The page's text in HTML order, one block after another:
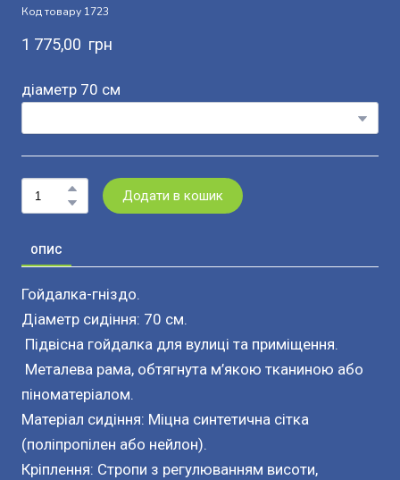
Код товару 1723
1 775,00  грн
діаметр 70 см
Додати в кошик
ОПИС
Гойдалка-гніздо.
Діаметр сидіння: 70 см.
Підвісна гойдалка для вулиці та приміщення.
Металева рама, обтягнута м’якою тканиною або
піноматеріалом.
Матеріал сидіння: Міцна синтетична сітка
(поліпропілен або нейлон).
Кріплення: Стропи з регулюванням висоти,